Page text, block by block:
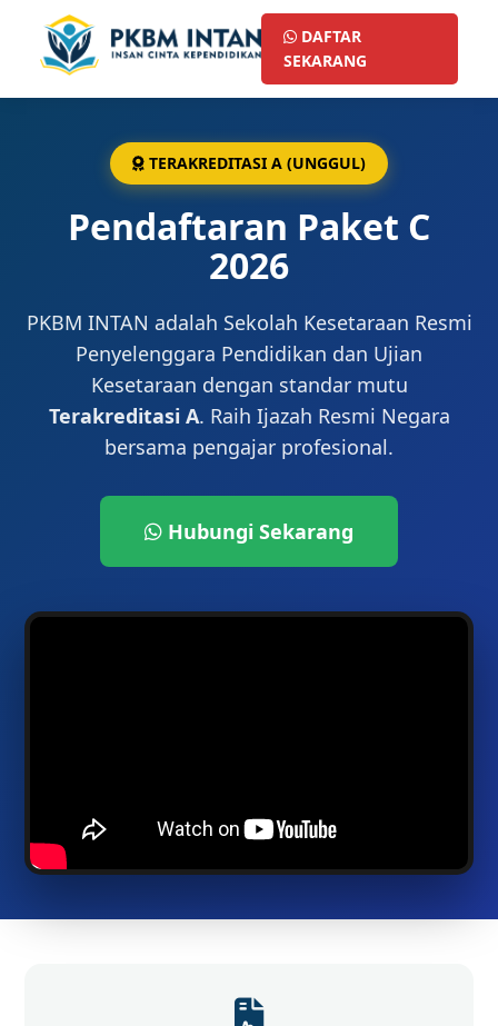
DAFTAR
SEKARANG
TERAKREDITASI A (UNGGUL)
Pendaftaran Paket C
2026
PKBM INTAN adalah Sekolah Kesetaraan Resmi
Penyelenggara Pendidikan dan Ujian
Kesetaraan dengan standar mutu
Terakreditasi A. Raih Ijazah Resmi Negara
bersama pengajar profesional.
Hubungi Sekarang